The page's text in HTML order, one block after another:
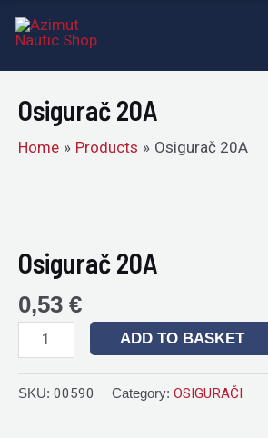
Osigurač 20A
Home Products Osigurač 20A
Osigurač 20A
0,53 €
quantity
ADD TO BASKET
SKU: 00590 Category: OSIGURAČI